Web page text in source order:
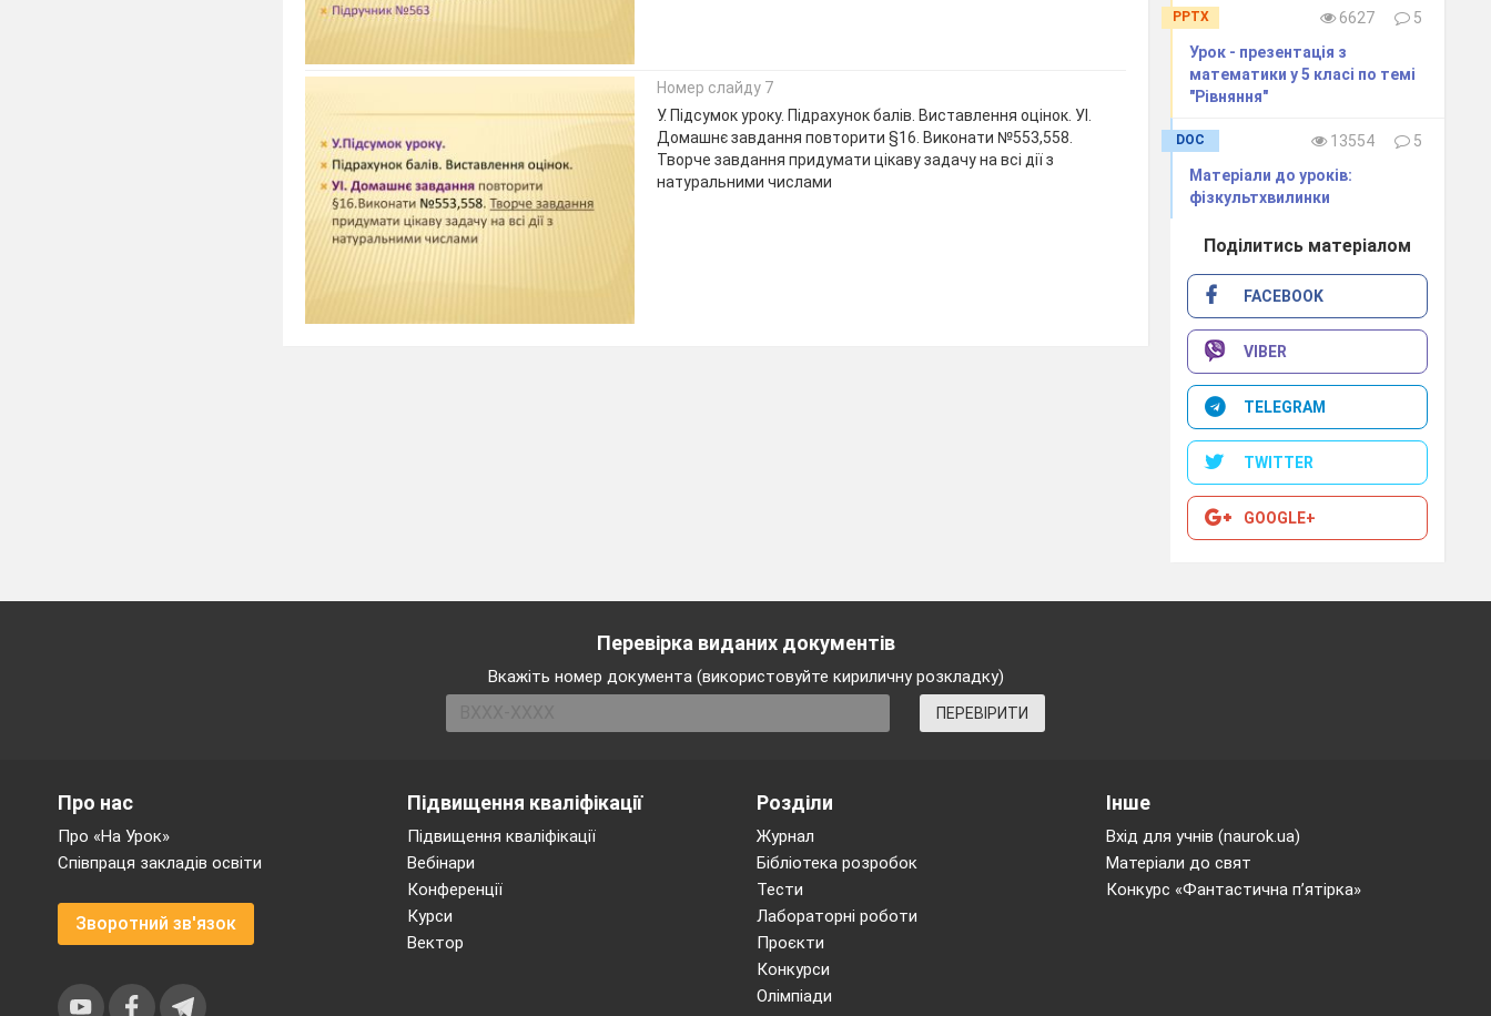
Номер слайду 7
У. Підсумок уроку. Підрахунок балів. Виставлення оцінок. УІ.
Домашнє завдання повторити §16. Виконати №553,558.
Творче завдання придумати цікаву задачу на всі дії з
натуральними числами
PPTX 6627
5
Урок - презентація з
математики у 5 класі по темі
"Рівняння"
DOC 13554
5
Матеріали до уроків:
фізкультхвилинки
Поділитись матеріалом
FACEBOOK
VIBER
TELEGRAM
TWITTER
GOOGLE+
Перевірка виданих документів
Вкажіть номер документа (використовуйте кириличну розкладку)
ПЕРЕВІРИТИ
Підвищення кваліфікації
Підвищення кваліфікації
Вебінари
Конференції
Курси
Вектор
Розділи
Журнал
Бібліотека розробок
Тести
Лабораторні роботи
Проєкти
Конкурси
Олімпіади
Про нас
Про «На Урок»
Співпраця закладів освіти
Зворотний зв'язок
Інше
Вхід для учнів (naurok.ua)
Матеріали до свят
Конкурс «Фантастична п’ятірка»